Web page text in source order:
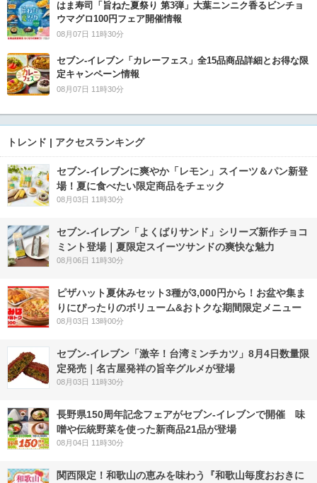
はま寿司「旨ねた夏祭り 第3弾」大葉ニンニク香るビンチョ
ウマグロ100円フェア開催情報
08月07日 11時30分
セブン‐イレブン「カレーフェス」全15品商品詳細とお得な限
定キャンペーン情報
08月07日 11時30分
トレンド | アクセスランキング
セブン‐イレブンに爽やか「レモン」スイーツ＆パン新登
場！夏に食べたい限定商品をチェック
08月03日 11時30分
セブン‐イレブン「よくばりサンド」シリーズ新作チョコ
ミント登場｜夏限定スイーツサンドの爽快な魅力
08月06日 11時30分
ピザハット夏休みセット3種が3,000円から！お盆や集ま
りにぴったりのボリューム&おトクな期間限定メニュー
08月03日 13時00分
セブン-イレブン「激辛！台湾ミンチカツ」8月4日数量限
定発売｜名古屋発祥の旨辛グルメが登場
08月03日 11時30分
長野県150周年記念フェアがセブン-イレブンで開催 味
噌や伝統野菜を使った新商品21品が登場
08月04日 11時30分
関西限定！和歌山の恵みを味わう『和歌山毎度おおきに